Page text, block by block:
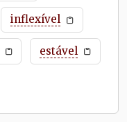
inflexível
estável